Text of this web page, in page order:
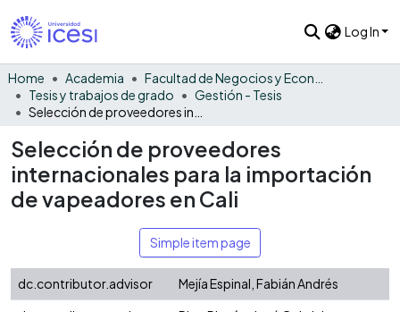
Log In
Home Academia
Tesis y trabajos de grado
Gestión - Tesis
Selección de proveedores
internacionales para la importación
de vapeadores en Cali
Simple item page
dc.contributor.advisor
Mejía Espinal, Fabián Andrés